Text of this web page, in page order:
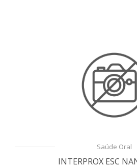
Saúde Oral
INTERPROX ESC